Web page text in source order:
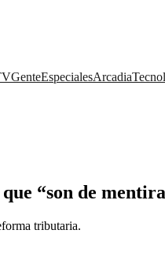
GenteEspecialesArcadia
“son de
tributaria.